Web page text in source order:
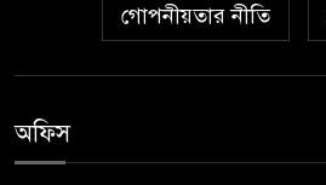
গোপনীয়তার নীতি
অফিস